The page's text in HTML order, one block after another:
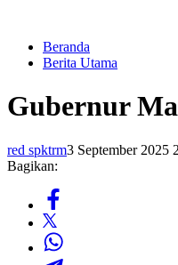
Beranda
Berita Utama
Gubernur
red spktrm3 September 2025
Bagikan: